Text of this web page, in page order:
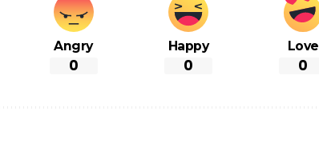
Angry
0
Happy
0
Love
0